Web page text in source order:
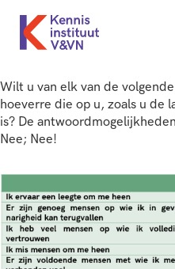
Wilt u van elk van de
hoeverre die op u, zoals u de
is? De
Nee; Nee!